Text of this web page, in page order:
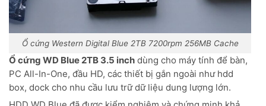
Ổ cứng Western Digital Blue 2TB 7200rpm 256MB Cache
Ổ cứng WD Blue 2TB 3.5 inch dùng cho máy tính để bàn,
PC All-In-One, đầu HD, các thiết bị gắn ngoài như hdd
box, dock cho nhu cầu lưu trữ dữ liệu dung lượng lớn.